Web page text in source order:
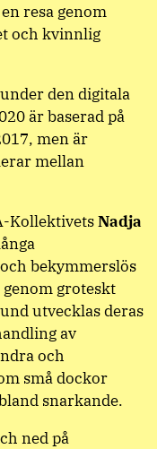
resa genom
och kvinnlig
den digitala
är baserad på
men är
mellan
KollektivetsNadja
bekymmerslös
groteskt
utvecklas deras
av
och
små dockor
snarkande.
ned på